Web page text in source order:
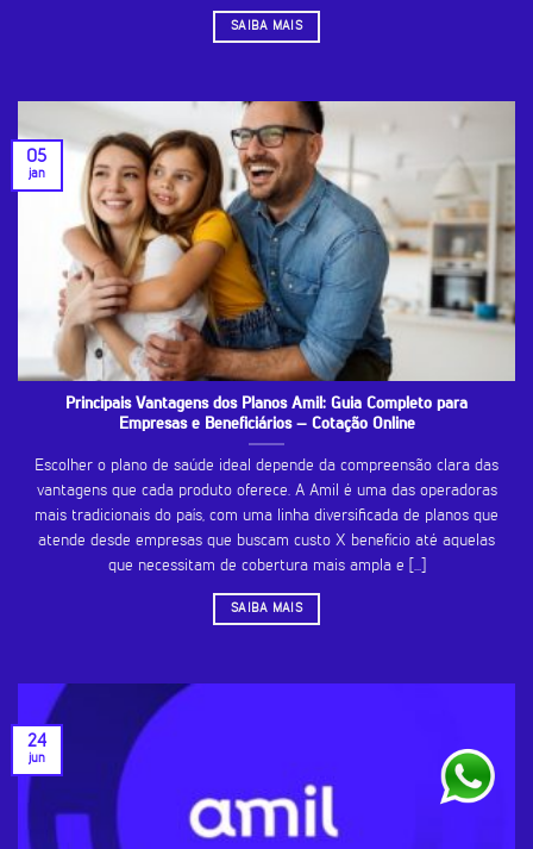
SAIBA MAIS
Principais Vantagens dos Planos Amil: Guia Completo para
Empresas e Beneficiários – Cotação Online
Escolher o plano de saúde ideal depende da compreensão clara das
vantagens que cada produto oferece. A Amil é uma das operadoras
mais tradicionais do país, com uma linha diversificada de planos que
atende desde empresas que buscam custo X benefício até aquelas
que necessitam de cobertura mais ampla e [...]
SAIBA MAIS
05
jan
24
jun